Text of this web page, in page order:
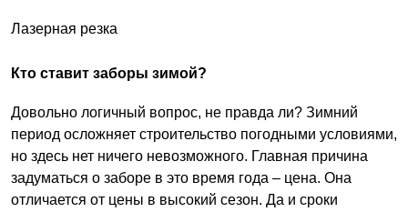
Лазерная резка
Кто ставит заборы зимой?
Довольно логичный вопрос, не правда ли? Зимний
период осложняет строительство погодными условиями,
но здесь нет ничего невозможного. Главная причина
задуматься о заборе в это время года – цена. Она
отличается от цены в высокий сезон. Да и сроки